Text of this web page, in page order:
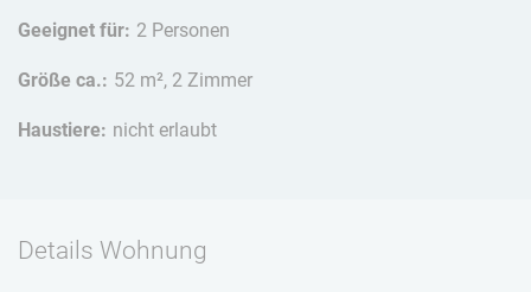
Geeignet für: 2 Personen
Größe ca.: 52 m², 2 Zimmer
Haustiere: nicht erlaubt
Details Wohnung